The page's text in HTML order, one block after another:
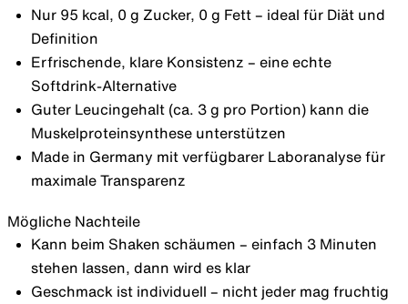
Nur 95 kcal, 0 g Zucker, 0 g Fett – ideal für Diät und
Definition
Erfrischende, klare Konsistenz – eine echte
Softdrink-Alternative
Guter Leucingehalt (ca. 3 g pro Portion) kann die
Muskelproteinsynthese unterstützen
Made in Germany mit verfügbarer Laboranalyse für
maximale Transparenz
Mögliche Nachteile
Kann beim Shaken schäumen – einfach 3 Minuten
stehen lassen, dann wird es klar
Geschmack ist individuell – nicht jeder mag fruchtig